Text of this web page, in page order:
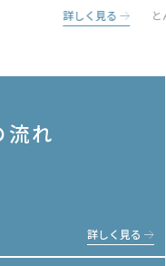
詳しく見る
流れ
詳しく見る